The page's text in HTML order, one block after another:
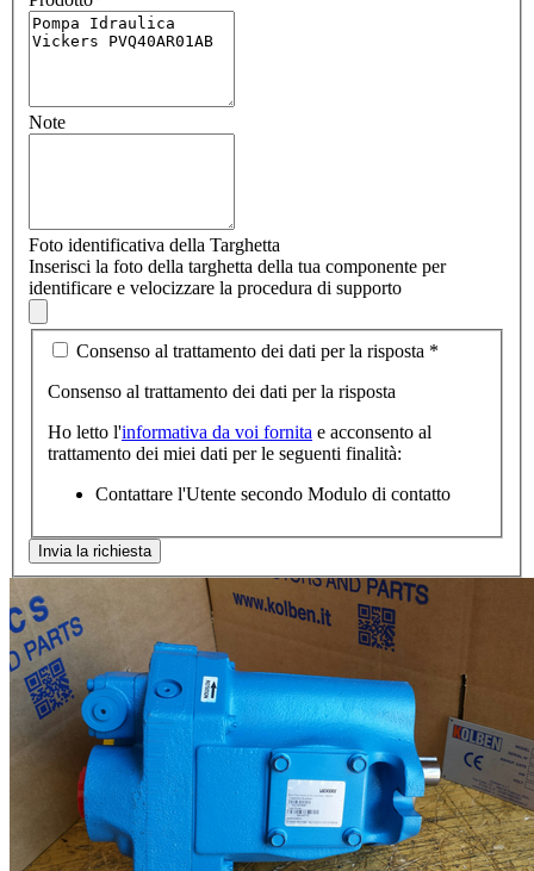
Note
Foto identificativa della Targhetta
Inserisci la foto della targhetta della tua componente per
identificare e velocizzare la procedura di supporto
Consenso al trattamento dei dati per la risposta *
Consenso al trattamento dei dati per la risposta
Ho letto l'informativa da voi fornita e acconsento al
trattamento dei miei dati per le seguenti finalità:
Contattare l'Utente secondo Modulo di contatto